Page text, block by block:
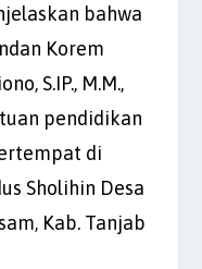
bahwa
Korem
S.IP., M.M.,
pendidikan
di
Sholihin Desa
Kab. Tanjab